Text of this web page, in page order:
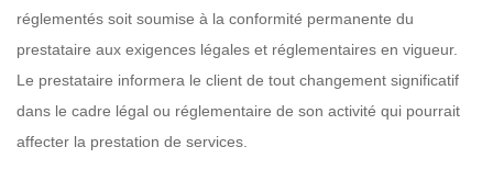
réglementés soit soumise à la conformité permanente du
prestataire aux exigences légales et réglementaires en vigueur.
Le prestataire informera le client de tout changement significatif
dans le cadre légal ou réglementaire de son activité qui pourrait
affecter la prestation de services.